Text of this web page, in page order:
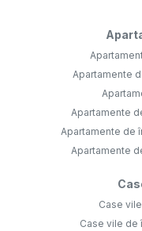
Apartamente
Apartamente
Apartamente de
Apartamente
Case
Case vile de